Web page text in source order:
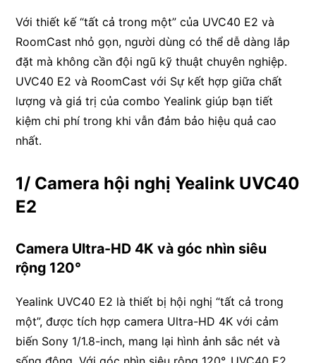
Với thiết kế “tất cả trong một” của UVC40 E2 và
RoomCast nhỏ gọn, người dùng có thể dễ dàng lắp
đặt mà không cần đội ngũ kỹ thuật chuyên nghiệp.
UVC40 E2 và RoomCast với Sự kết hợp giữa chất
lượng và giá trị của combo Yealink giúp bạn tiết
kiệm chi phí trong khi vẫn đảm bảo hiệu quả cao
nhất.
1/ Camera hội nghị Yealink UVC40
E2
Camera Ultra-HD 4K và góc nhìn siêu
rộng 120°
Yealink UVC40 E2 là thiết bị hội nghị “tất cả trong
một”, được tích hợp camera Ultra-HD 4K với cảm
biến Sony 1/1.8-inch, mang lại hình ảnh sắc nét và